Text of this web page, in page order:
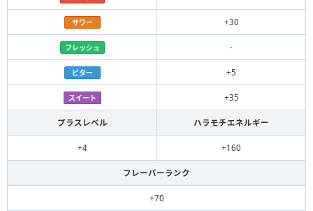
サワー +30
フレッシュ -
ビター +5
スイート +35
プラスレベル ハラモチエネルギー
+4 +160
フレーバーランク
+70